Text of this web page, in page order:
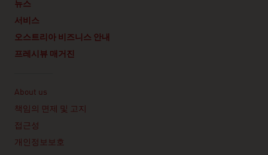
뉴스
서비스
오스트리아 비즈니스 안내
프레시뷰 매거진
About us
책임의 면제 및 고지
접근성
개인정보보호